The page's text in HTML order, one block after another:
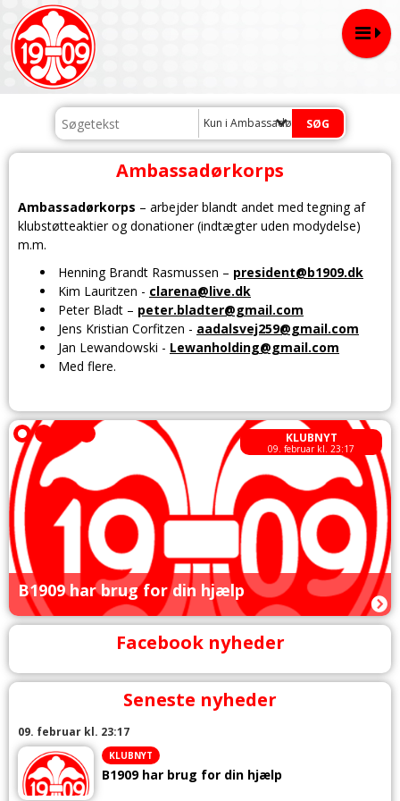
Kun i Ambassadørkorps
Ambassadørkorps
Ambassadørkorps – arbejder blandt andet med tegning af
klubstøtteaktier og donationer (indtægter uden modydelse)
m.m.
Henning Brandt Rasmussen – president@b1909.dk
Kim Lauritzen - clarena@live.dk
Peter Bladt – peter.bladter@gmail.com
Jens Kristian Corfitzen - aadalsvej259@gmail.com
Jan Lewandowski - Lewanholding@gmail.com
Med flere.
KLUBNYT
09. februar kl. 23:17
B1909 har brug for din hjælp
Facebook nyheder
Seneste nyheder
09. februar kl. 23:17
KLUBNYT
B1909 har brug for din hjælp